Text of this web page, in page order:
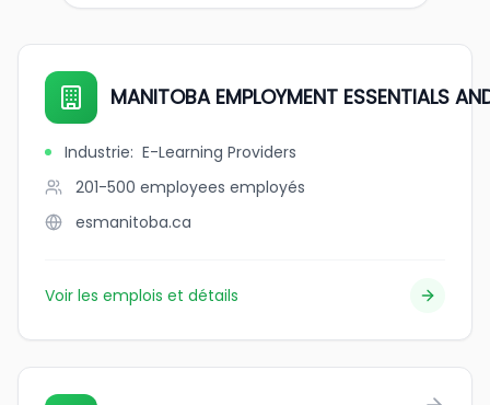
MANITOBA EMPLOYMENT ESSENTIALS
Industrie: E-Learning Providers
201-500 employees employés
esmanitoba.ca
Voir les emplois et détails